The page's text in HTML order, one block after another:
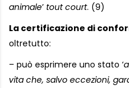
animale’ tout court. (9)
La certificazione di
oltretutto:
– può esprimere uno stato ‘
vita che, salvo eccezioni,